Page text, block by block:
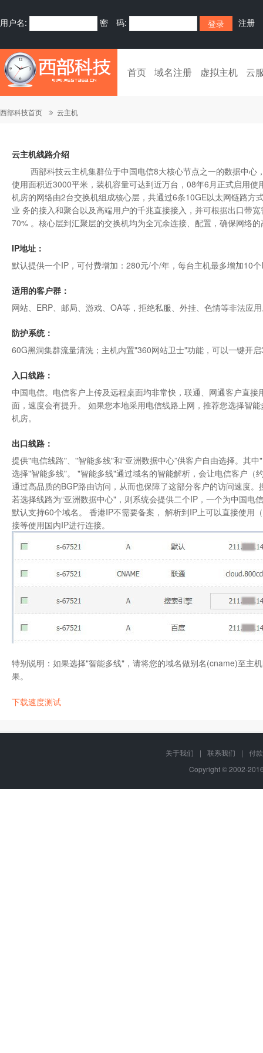
用户名: 密 码: 注册
首页 域名注册 虚拟主机 云
西部科技首页 云主机
云主机线路介绍
西部科技云主机集群位于中国电信8大核心节点之一的数据中心
使用面积近3000平米，装机容量可达到近万台，08年6月正式启用
机房的网络由2台交换机组成核心层，共通过6条10GE以太网链路
业 务的接入和聚合以及高端用户的千兆直接接入，并可根据出口带
70% 。核心层到汇聚层的交换机均为全冗余连接、配置，确保网络
IP地址：
默认提供一个IP，可付费增加：280元/个/年，每台主机最多增加10
适用的客户群：
网站、ERP、邮局、游戏、OA等，拒绝私服、外挂、色情等非法应
防护系统：
60G黑洞集群流量清洗；主机内置"360网站卫士"功能，可以一键开
入口线路：
中国电信。电信客户上传及远程桌面均非常快，联通、网通客户直
面，速度会有提升。 如果您本地采用电信线路上网，推荐您选择智
机房。
出口线路：
提供"电信线路"、"智能多线"和“亚洲数据中心”供客户自由选择。其
选择"智能多线"。 "智能多线"通过域名的智能解析，会让电信客户
通过高品质的BGP路由访问，从而也保障了这部分客户的访问速度
若选择线路为“亚洲数据中心" ，则系统会提供二个IP，一个为中国电
默认支持60个域名。 香港IP不需要备案， 解析到IP上可以直接使用
接等使用国内IP进行连接。
特别说明：如果选择"智能多线"，请将您的域名做别名(cname)至主
果。
下载速度测试
关于我们 | 联系我们 |
付
Copyright © 2002-